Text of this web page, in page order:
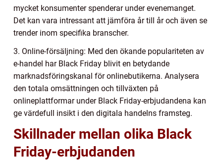
mycket konsumenter spenderar under evenemanget.
Det kan vara intressant att jämföra år till år och även se
trender inom specifika branscher.
3. Online-försäljning: Med den ökande populariteten av
e-handel har Black Friday blivit en betydande
marknadsföringskanal för onlinebutikerna. Analysera
den totala omsättningen och tillväxten på
onlineplattformar under Black Friday-erbjudandena kan
ge värdefull insikt i den digitala handelns framsteg.
Skillnader mellan olika Black
Friday-erbjudanden